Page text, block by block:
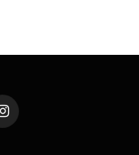
Instagram